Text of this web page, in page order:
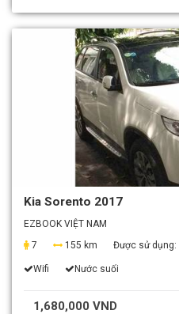
Kia Sorento 2017
EZBOOK VIỆT NAM
7
155 km Được sử dụng:
Wifi Nước suối
1,680,000 VND